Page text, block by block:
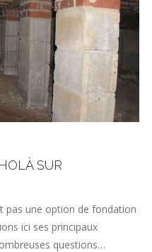
SUR
pas une option de fondation
ici ses principaux
questions…